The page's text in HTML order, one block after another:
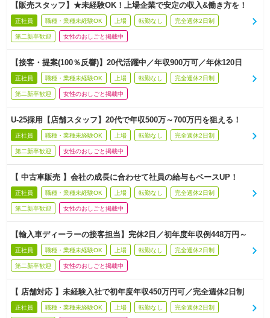
【販売スタッフ】★未経験OK！上場企業で安定の収入&働き方を！
正社員 職種・業種未経験OK 上場 転勤なし 完全週休2日制
第二新卒歓迎 女性のおしごと掲載中
【接客・提案(100％反響)】20代活躍中／年収900万可／年休120日
正社員 職種・業種未経験OK 上場 転勤なし 完全週休2日制
第二新卒歓迎 女性のおしごと掲載中
U‐25採用【店舗スタッフ】20代で年収500万～700万円を狙える！
正社員 職種・業種未経験OK 上場 転勤なし 完全週休2日制
第二新卒歓迎 女性のおしごと掲載中
【 中古車販売 】会社の成長に合わせて社員の給与もベースUP！
正社員 職種・業種未経験OK 上場 転勤なし 完全週休2日制
第二新卒歓迎 女性のおしごと掲載中
【輸入車ディーラーの接客担当】完休2日／初年度年収例448万円～
正社員 職種・業種未経験OK 上場 転勤なし 完全週休2日制
第二新卒歓迎 女性のおしごと掲載中
【 店舗対応 】未経験入社で初年度年収450万円可／完全週休2日制
正社員 職種・業種未経験OK 上場 転勤なし 完全週休2日制